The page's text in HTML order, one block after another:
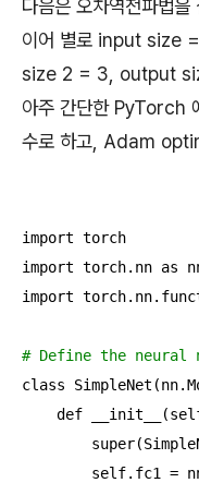
다음은 오차역전파법
이어 별로 input
size 2 = 3, output
아주 간단한 PyTorch
수로 하고, Adam
import torch
import torch.nn as
import
# Define the neural
class
def
self.fc1 =